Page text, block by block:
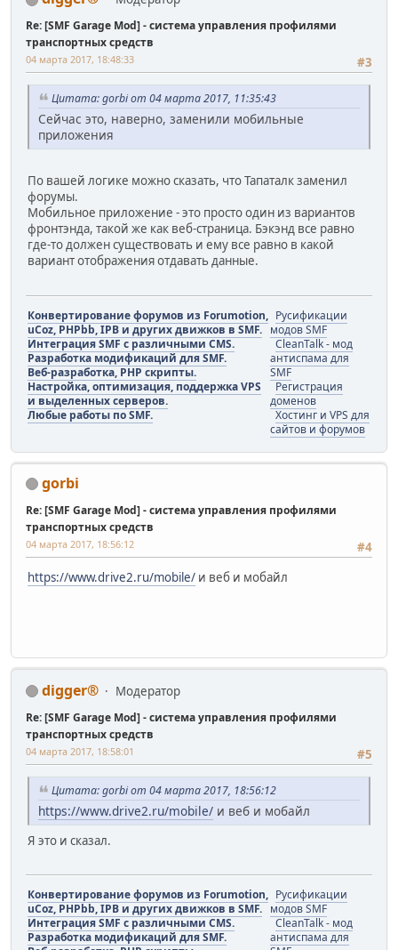
Re: [SMF Garage Mod] - система управления профилями
транспортных средств
#3
04 марта 2017, 18:48:33
Цитата: gorbi от 04 марта 2017, 11:35:43
Сейчас это, наверно, заменили мобильные
приложения
По вашей логике можно сказать, что Тапаталк заменил
форумы.
Мобильное приложение - это просто один из вариантов
фронтэнда, такой же как веб-страница. Бэкэнд все равно
где-то должен существовать и ему все равно в какой
вариант отображения отдавать данные.
Конвертирование форумов из Forumotion,
uCoz, PHPbb, IPB и других движков в SMF.
Интеграция SMF с различными CMS.
Разработка модификаций для SMF.
Веб-разработка, PHP скрипты.
Настройка, оптимизация, поддержка VPS
и выделенных серверов.
Любые работы по SMF.
Русификации
модов SMF
CleanTalk - мод
антиспама для
SMF
Регистрация
доменов
Хостинг и VPS для
сайтов и форумов
gorbi
Re: [SMF Garage Mod] - система управления профилями
транспортных средств
#4
04 марта 2017, 18:56:12
https://www.drive2.ru/mobile/ и веб и мобайл
digger® Модератор
Re: [SMF Garage Mod] - система управления профилями
транспортных средств
#5
04 марта 2017, 18:58:01
Цитата: gorbi от 04 марта 2017, 18:56:12
https://www.drive2.ru/mobile/ и веб и мобайл
Я это и сказал.
Конвертирование форумов из Forumotion,
uCoz, PHPbb, IPB и других движков в SMF.
Интеграция SMF с различными CMS.
Разработка модификаций для SMF.
Русификации
модов SMF
CleanTalk - мод
антиспама для